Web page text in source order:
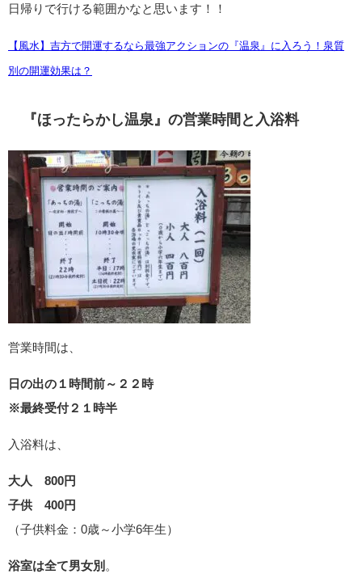
日帰りで行ける範囲かなと思います！！
【風水】吉方で開運するなら最強アクションの『温泉』に入ろう！泉質
別の開運効果は？
『ほったらかし温泉』の営業時間と入浴料
営業時間は、
日の出の１時間前～２２時
※最終受付２１時半
入浴料は、
大人 800円
子供 400円
（子供料金：0歳～小学6年生）
浴室は全て男女別 。